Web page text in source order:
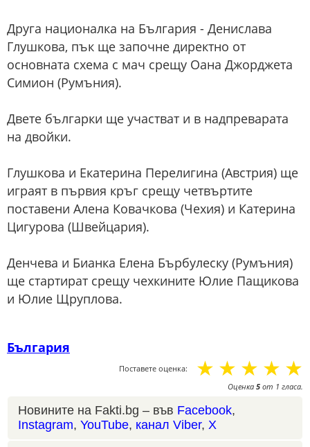
Друга националка на България - Денислава
Глушкова, пък ще започне директно от
основната схема с мач срещу Оана Джорджета
Симион (Румъния).
Двете българки ще участват и в надпреварата
на двойки.
Глушкова и Екатерина Перелигина (Австрия) ще
играят в първия кръг срещу четвъртите
поставени Алена Ковачкова (Чехия) и Катерина
Цигурова (Швейцария).
Денчева и Бианка Елена Бърбулеску (Румъния)
ще стартират срещу чехкините Юлие Пащикова
и Юлие Щруплова.
България
Поставете оценка: ☆
☆
☆
☆
☆
Оценка 5 от 1 гласа.
Новините на Fakti.bg – във Facebook,
Instagram, YouTube, канал Viber, X